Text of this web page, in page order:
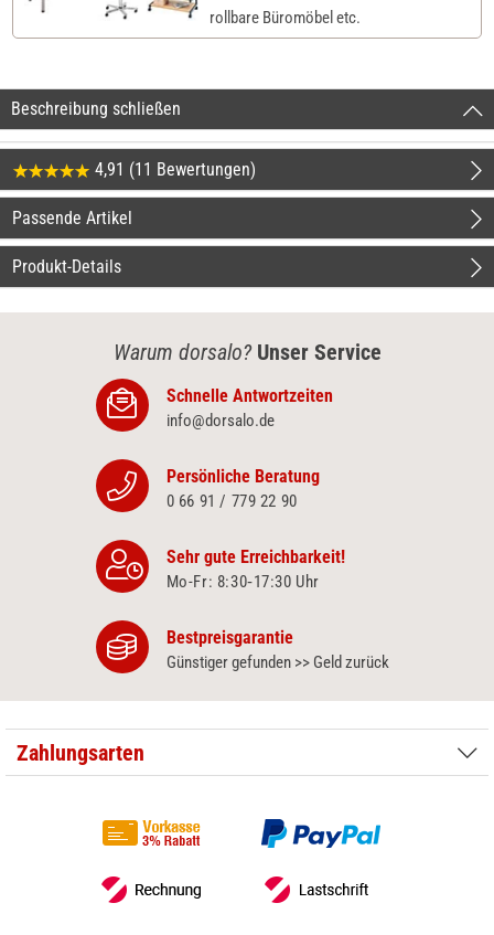
rollbare Büromöbel etc.
Beschreibung schließen
4,91 (11 Bewertungen)
Passende Artikel
Produkt-Details
Warum dorsalo? Unser Service
Schnelle Antwortzeiten
info@dorsalo.de
Persönliche Beratung
0 66 91 / 779 22 90
Sehr gute Erreichbarkeit!
Mo-Fr: 8:30‑17:30 Uhr
Bestpreisgarantie
Günstiger gefunden >> Geld zurück
Zahlungsarten